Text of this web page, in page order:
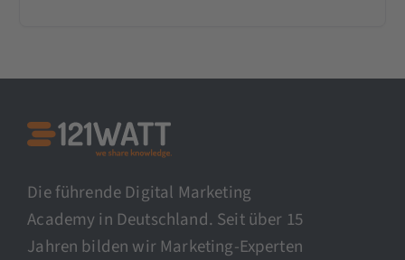
Die führende Digital Marketing
Academy in Deutschland. Seit über 15
Jahren bilden wir Marketing-Experten